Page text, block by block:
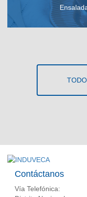
Contáctanos
Vía Telefónica: